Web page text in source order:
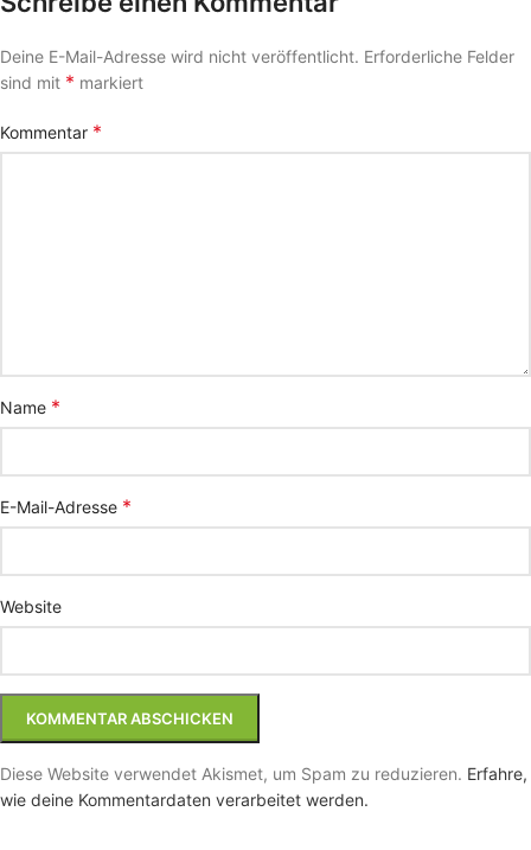
Deine E-Mail-Adresse wird nicht veröffentlicht. Erforderliche Felder
sind mit * markiert
Kommentar *
Name *
E-Mail-Adresse *
Website
Diese Website verwendet Akismet, um Spam zu reduzieren. Erfahre,
wie deine Kommentardaten verarbeitet werden.